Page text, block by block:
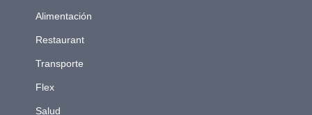
Alimentación
Restaurant
Transporte
Flex
Salud